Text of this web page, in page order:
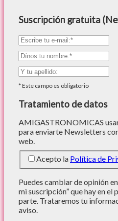
Suscripción gratuita
*Este campo es obligatorio
Tratamiento de datos
AMIGASTRONOMICAS
para enviarte Newsletters
web.
Acepto la Política de
Puedes cambiar de opinión
mi suscripción” que hay en
parte. Trataremos tu
aviso.